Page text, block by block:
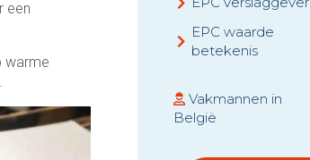
een
warme
.
EPC waarde
betekenis
Vakmannen in
België